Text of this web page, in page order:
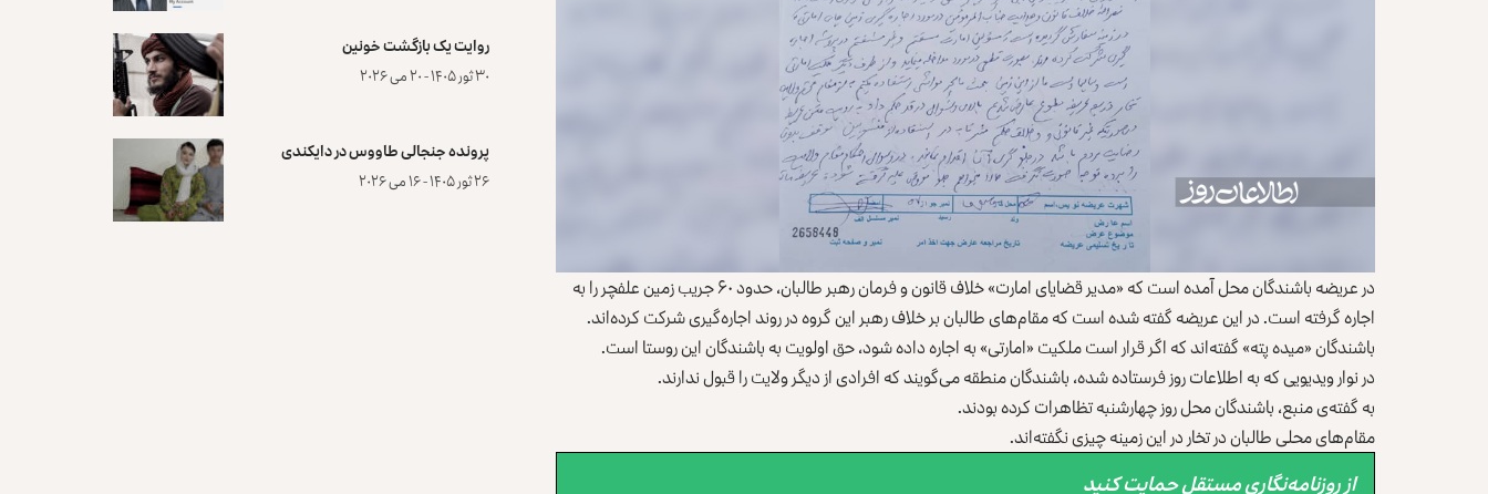
در عریضه باشندگان محل آمده است که «مدیر قضایای امارت» خلاف قانون و فرمان رهبر طالبان، حدود ۶۰ جریب زمین علفچر را به
اجاره گرفته است. در این عریضه گفته شده است که مقام‌های طالبان بر خلاف رهبر این گروه در روند اجاره‌گیری شرکت کرده‌اند.
باشندگان «میده‌ پته» گفته‌اند که اگر قرار است ملکیت «امارتی» به اجاره داده شود، حق اولویت به باشندگان این روستا است.
در نوار ویدیویی که به اطلاعات روز فرستاده شده، باشندگان منطقه می‌گویند که افرادی از دیگر ولایت را قبول ندارند.
به گفته‌ی منبع، باشندگان محل روز چهارشنبه تظاهرات کرده بودند.
مقام‌های محلی طالبان در تخار در این زمینه چیزی نگفته‌اند.
از روزنامه‌نگاری مستقل حمایت کنید
روایت یک بازگشت خونین
۳۰ ثور ۱۴۰۵ - ۲۰ می ۲۰۲۶
پرونده‌ جنجالی طاووس در دایکندی
۲۶ ثور ۱۴۰۵ - ۱۶ می ۲۰۲۶